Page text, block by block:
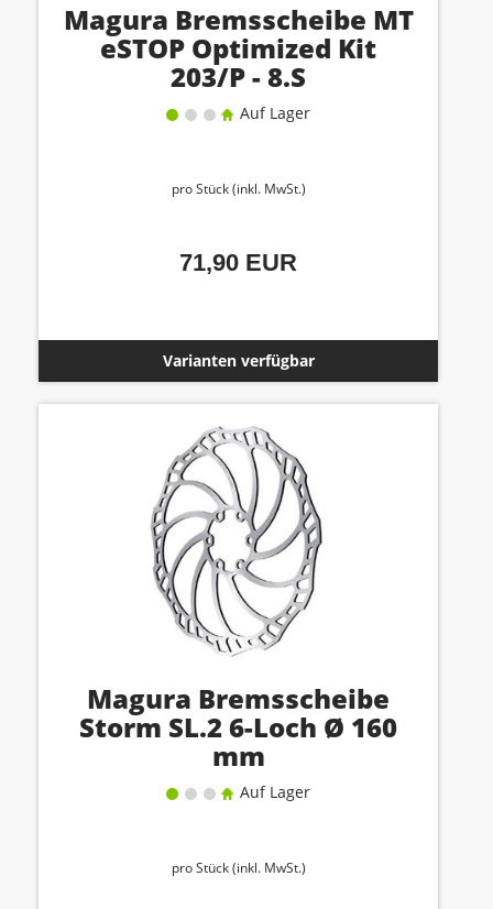
Magura Bremsscheibe MT
eSTOP Optimized Kit
203/P - 8.S
Auf Lager
pro Stück (inkl. MwSt.)
71,90 EUR
Varianten verfügbar
Magura Bremsscheibe
Storm SL.2 6-Loch Ø 160
mm
Auf Lager
pro Stück (inkl. MwSt.)